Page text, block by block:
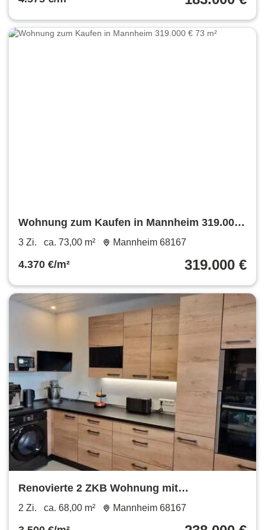
Wohnung zum Kaufen in Mannheim 319.000
€ 73 m²
3 Zi. ca. 73,00 m² Mannheim 68167
4.370 €/m² 319.000 €
Renovierte 2 ZKB Wohnung mit
Einbauküche und 2 Balkonen
2 Zi. ca. 68,00 m² Mannheim 68167